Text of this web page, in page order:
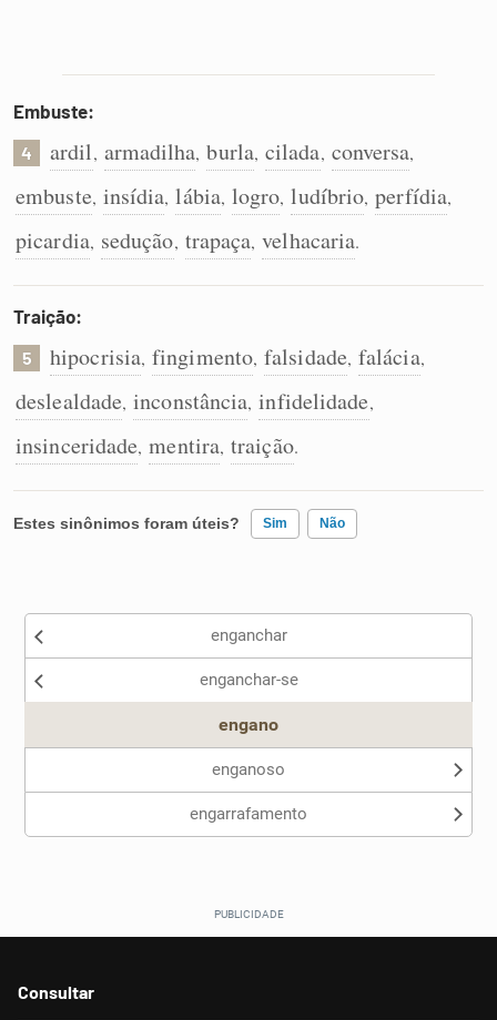
Embuste:
4 ardil, armadilha, burla, cilada, conversa,
embuste, insídia, lábia, logro, ludíbrio, perfídia,
picardia, sedução, trapaça, velhacaria.
Traição:
5 hipocrisia, fingimento, falsidade, falácia,
deslealdade, inconstância, infidelidade,
insinceridade, mentira, traição.
Estes sinônimos foram úteis? Sim Não
Nenhum dos sinônimos apresentados me ajudou
enganchar
enganchar-se
engano
enganoso
engarrafamento
Consultar